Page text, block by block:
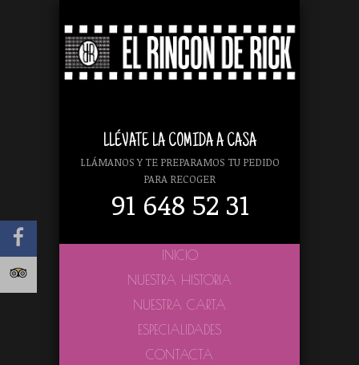
LLÉVATE LA COMIDA A CASA
LLÁMANOS Y TE PREPARAMOS TU PEDIDO
PARA RECOGER
91 648 52 31
INICIO
NUESTRA HISTORIA
NUESTRA CARTA
ESPECIALIDADES
CONTACTA